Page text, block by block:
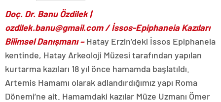
Doç. Dr. Banu Özdilek |
ozdilek.banu@gmail.com/İssos-Epiphaneia Kazıları
Bilimsel Danışmanı –Hatay Erzin’deki İssos Epiphaneia
kentinde, Hatay Arkeoloji Müzesi tarafından yapılan
kurtarma kazıları 18 yıl önce hamamda başlatıldı.
Artemis Hamamı olarak adlandırdığımız yapı Roma
Dönemi’ne ait. Hamamdaki kazılar Müze Uzmanı Ömer